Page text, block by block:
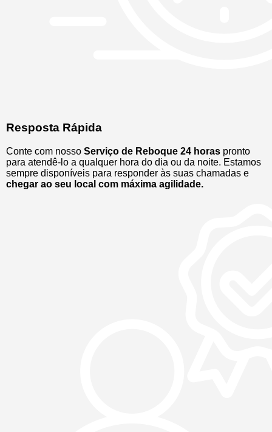
Resposta Rápida
Conte com nosso Serviço de Reboque 24 horas pronto
para atendê-lo a qualquer hora do dia ou da noite. Estamos
sempre disponíveis para responder às suas chamadas e
chegar ao seu local com máxima agilidade.